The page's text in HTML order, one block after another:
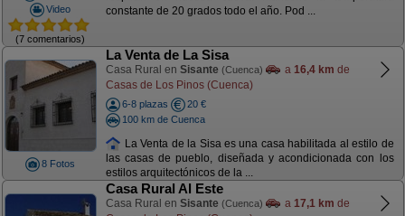
Video
(7 comentarios)
constante de 20 grados todo el año. Pod ...
8 Fotos
La Venta de La Sisa
Casa Rural en Sisante (Cuenca) a 16,4 km de
Casas de Los Pinos (Cuenca)
6-8 plazas
20 €
100 km de Cuenca
La Venta de la Sisa es una casa habilitada al estilo de
las casas de pueblo, diseñada y acondicionada con los
estilos arquitectónicos de la ...
Casa Rural Al Este
Casa Rural en Sisante (Cuenca) a 17,1 km de